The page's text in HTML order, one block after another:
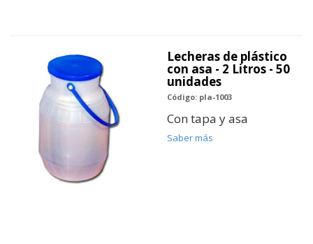
Lecheras de plástico
con asa - 2 Litros - 50
unidades
Código: pla-1003
Con tapa y asa
Saber más